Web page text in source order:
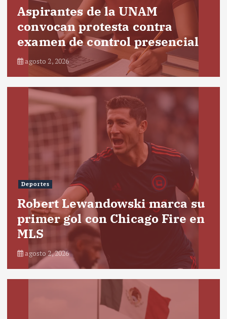
Aspirantes de la UNAM
convocan protesta contra
examen de control presencial
agosto 2, 2026
Deportes
Robert Lewandowski marca su
primer gol con Chicago Fire en
MLS
agosto 2, 2026